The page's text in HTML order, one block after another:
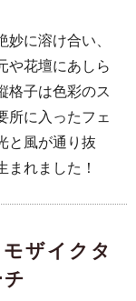
に溶け合い、
や花壇にあしら
格子は色彩のス
所に入ったフェ
と風が通り抜
れました！
ザイクタ